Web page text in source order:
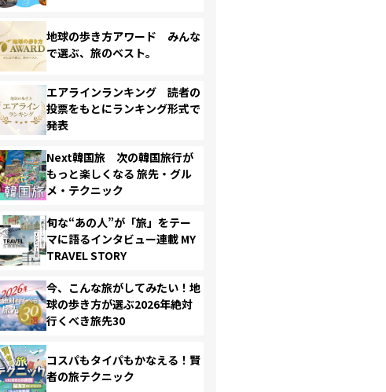
地球の歩き方アワード みんな
で選ぶ、旅のベスト。
エアラインランキング 読者の
投票をもとにランキング形式で
発表
Next韓国旅 次の韓国旅行が
もっと楽しくなる 旅先・グル
メ・テクニック
旬な“あの人”が「旅」をテー
マに語るインタビュー連載 MY
TRAVEL STORY
今、こんな旅がしてみたい！地
球の歩き方が選ぶ2026年絶対
行くべき旅先30
コスパもタイパもかなえる！賢
者の旅テクニック